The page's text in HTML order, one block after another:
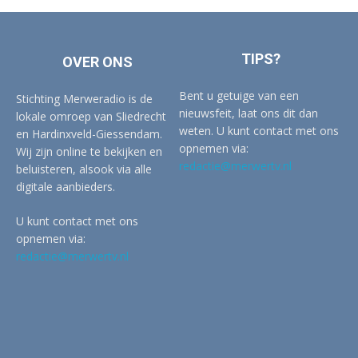
OVER ONS
Stichting Merweradio is de
lokale omroep van Sliedrecht
en Hardinxveld-Giessendam.
Wij zijn online te bekijken en
beluisteren, alsook via alle
digitale aanbieders.
U kunt contact met ons
opnemen via:
redactie@merwertv.nl
TIPS?
Bent u getuige van een
nieuwsfeit, laat ons dit dan
weten. U kunt contact met ons
opnemen via:
redactie@merwertv.nl